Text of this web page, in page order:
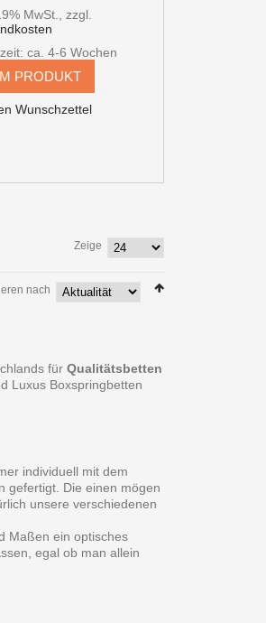
MwSt. ,zzgl.
ca. 4-6 Wochen
PRODUKT
Wunschzettel
Zeige
nach
fürQualitätsbetten
Luxus Boxspringbetten
individuell mit dem
gefertigt. Die einen mögen
unsere verschiedenen
Maßen ein optisches
egal ob man allein